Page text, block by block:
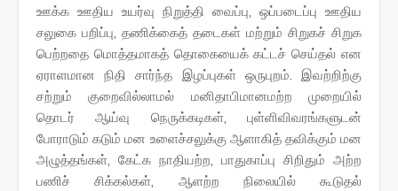
ஊக்க ஊதிய உயர்வு நிறுத்தி வைப்பு, ஒப்படைப்பு ஊதிய
சலுகை பறிப்பு, தணிக்கைத் தடைகள் மற்றும் சிறுகச் சிறுக
பெற்றதை மொத்தமாகத் தொகையைக் கட்டச் செய்தல் என
ஏராளமான நிதி சார்ந்த இழப்புகள் ஒருபுறம். இவற்றிற்கு
சற்றும் குறைவில்லாமல் மனிதாபிமானமற்ற முறையில்
தொடர் ஆய்வு நெருக்கடிகள், புள்ளிவிவரங்களுடன்
போராடும் கடும் மன உளைச்சலுக்கு ஆளாகித் தவிக்கும் மன
அழுத்தங்கள், கேட்க நாதியற்ற, பாதுகாப்பு சிறிதும் அற்ற
பணிச் சிக்கல்கள், ஆளற்ற நிலையில் கூடுதல்